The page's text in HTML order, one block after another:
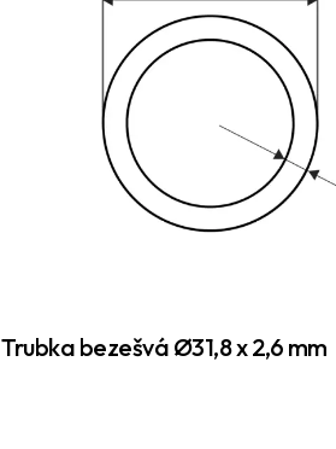
Trubka bezešvá Ø31,8 x 2,6 mm